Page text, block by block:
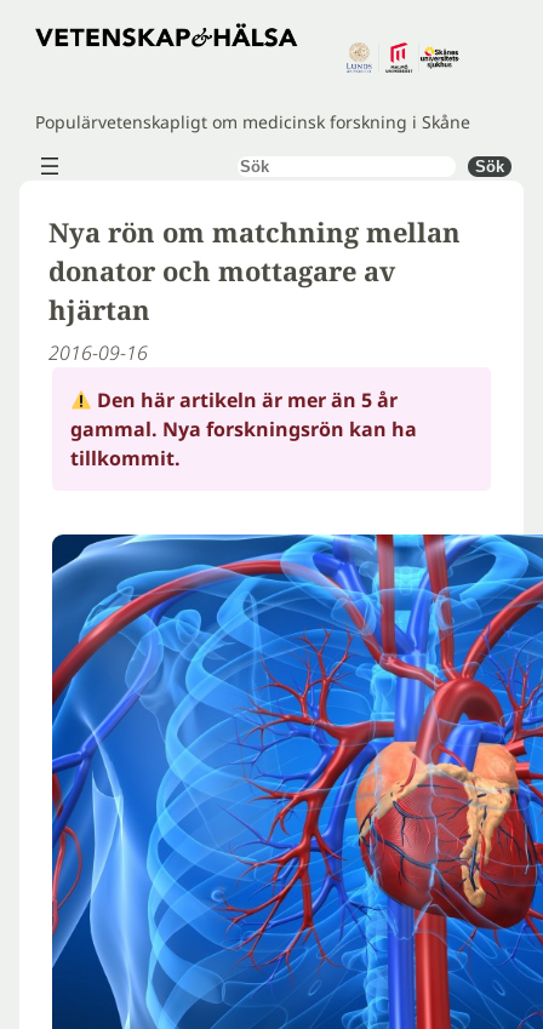
Hoppa
Populärvetenskapligt om medicinsk forskning i Skåne
Sök Sök
Nya rön om matchning mellan
donator och mottagare av
hjärtan
2016-09-16
Den här artikeln är mer än 5 år
gammal. Nya forskningsrön kan ha
tillkommit.